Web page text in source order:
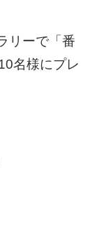
リーで「番
名様にプレ